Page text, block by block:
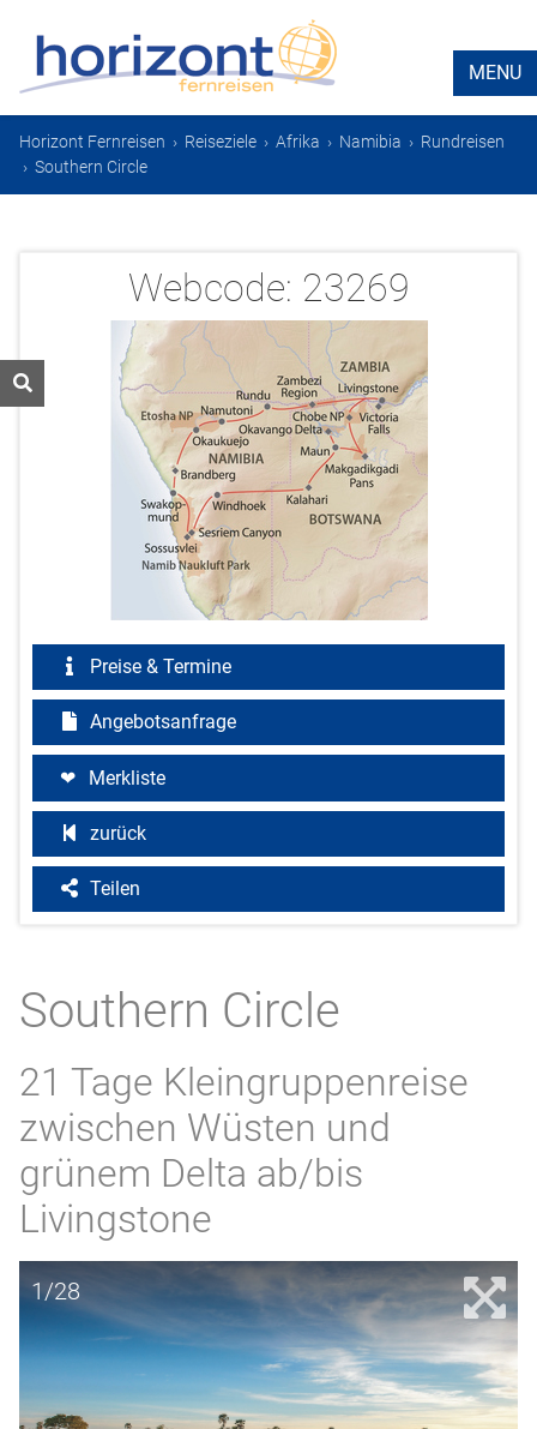
MENU
Horizont Fernreisen › Reiseziele › Afrika › Namibia › Rundreisen
› Southern Circle
Webcode: 23269
Preise & Termine
Angebotsanfrage
Merkliste
zurück
Teilen
Southern Circle
21 Tage Kleingruppenreise
zwischen Wüsten und
grünem Delta ab/bis
Livingstone
1/28